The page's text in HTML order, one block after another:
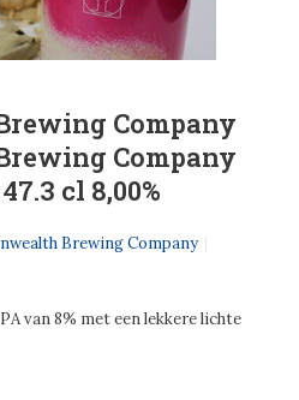
Company
Company
cl 8,00%
Brewing Company
van 8% met een lekkere lichte